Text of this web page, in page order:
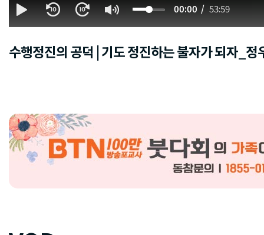
00:00 53:59
수행정진의 공덕 | 기도 정진하는 불자가 되자_